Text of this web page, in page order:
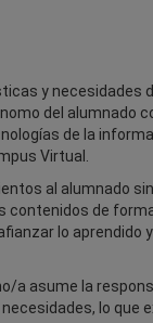
y
del alumnado
de la
Virtual.
al alumnado
de
lo aprendido
a asume la
lo que